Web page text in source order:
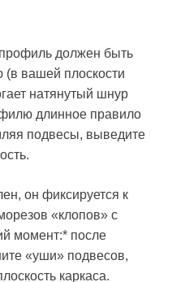
должен быть
(в вашей плоскости
натянутый шнур
длинное правило
подвесы, выведите
он фиксируется к
«клопов» с
момент:* после
«уши» подвесов,
каркаса.